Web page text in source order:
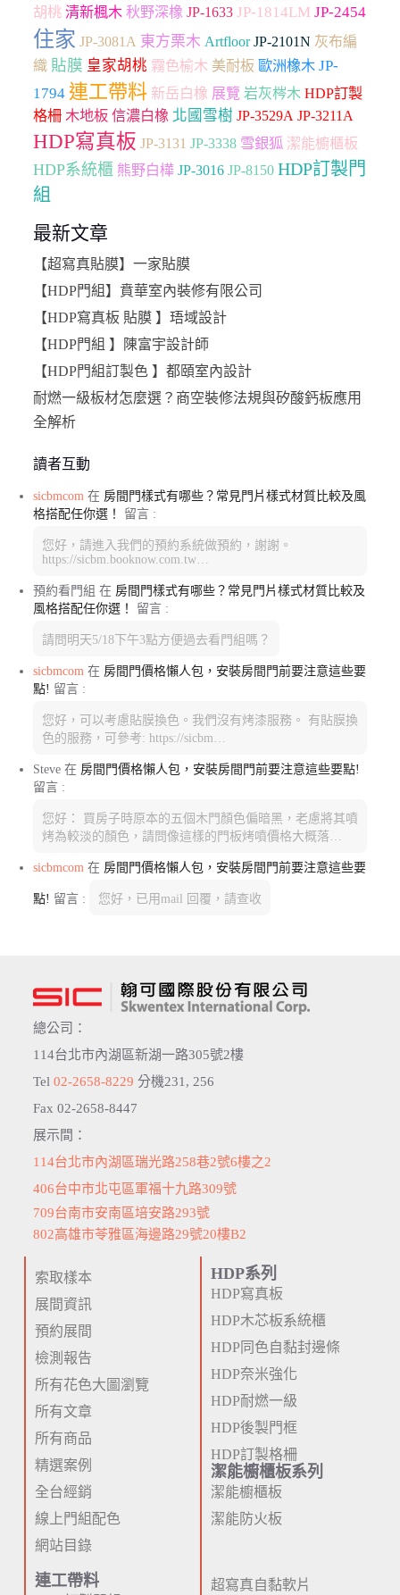
胡桃 清新楓木 秋野深橡 JP-1633 JP-1814LM JP-2454
住家 JP-3081A 東方栗木 Artfloor JP-2101N 灰布編
織 貼膜 皇家胡桃 霧色榆木 美耐板 歐洲橡木 JP-
1794 連工帶料 新岳白橡 展覽 岩灰梣木 HDP訂製
格柵 木地板 信濃白橡 北國雪樹 JP-3529A JP-3211A
HDP寫真板 JP-3131 JP-3338 雪銀狐 潔能櫥櫃板
HDP系統櫃 熊野白樺 JP-3016 JP-8150 HDP訂製門
組
最新文章
【超寫真貼膜】一家貼膜
【HDP門組】賁華室內裝修有限公司
【HDP寫真板 貼膜 】珸域設計
【HDP門組 】陳富宇設計師
【HDP門組訂製色 】都頤室內設計
耐燃一級板材怎麼選？商空裝修法規與矽酸鈣板應用
全解析
讀者互動
sicbmcom 在 房間門樣式有哪些？常見門片樣式材質比較及風
格搭配任你選！
留言 :
您好，請進入我們的預約系統做預約，謝謝。
https://sicbm.booknow.com.tw…
預約看門組 在 房間門樣式有哪些？常見門片樣式材質比較及
風格搭配任你選！
留言 :
請問明天5/18下午3點方便過去看門組嗎？
sicbmcom 在 房間門價格懶人包，安裝房間門前要注意這些要
點! 留言 :
您好，可以考慮貼膜換色。我們沒有烤漆服務。 有貼膜換
色的服務，可參考: https://sicbm…
Steve 在 房間門價格懶人包，安裝房間門前要注意這些要點!
留言 :
您好： 買房子時原本的五個木門顏色偏暗黑，老慮將其噴
烤為較淡的顏色，請問像這樣的門板烤噴價格大概落…
sicbmcom 在 房間門價格懶人包，安裝房間門前要注意這些要
點! 留言 : 您好，已用mail 回覆，請查收
總公司：
114台北市內湖區新湖一路305號2樓
Tel 02-2658-8229 分機231, 256
Fax 02-2658-8447
展示間：
114台北市內湖區瑞光路258巷2號6樓之2
406台中市北屯區軍福十九路309號
709台南市安南區培安路293號
802高雄市苓雅區海邊路29號20樓B2
索取樣本
展間資訊
預約展間
檢測報告
所有花色大圖瀏覽
所有文章
所有商品
精選案例
全台經銷
線上門組配色
網站目錄
HDP系列
HDP寫真板
HDP木芯板系統櫃
HDP同色自黏封邊條
HDP奈米強化
HDP耐燃一級
HDP後製門框
HDP訂製格柵
潔能櫥櫃板系列
潔能櫥櫃板
潔能防火板
連工帶料 超寫真自黏軟片